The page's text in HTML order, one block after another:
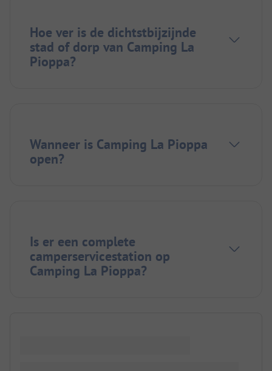
Hoe ver is de dichtstbijzijnde
stad of dorp van Camping La
Pioppa?
Wanneer is Camping La Pioppa
open?
Is er een complete
camperservicestation op
Camping La Pioppa?